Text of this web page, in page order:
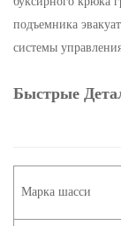
подъемника
системы
Быстрые
Марка шасси